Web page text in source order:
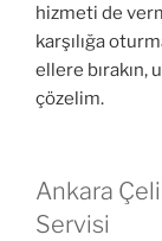
hizmeti de
karşılığa
ellere bırakın,
çözelim.
Ankara
Servisi